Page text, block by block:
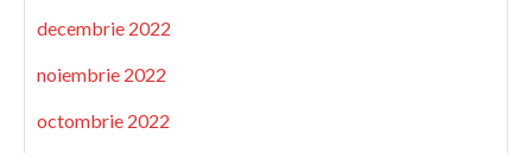
decembrie 2022
noiembrie 2022
octombrie 2022